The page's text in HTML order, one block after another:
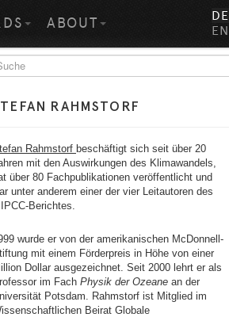
ABOUT
DE
EN
RAHMSTORF
Rahmstorf beschäftigt sich seit über 20
mit den Auswirkungen des Klimawandels,
über 80 Fachpublikationen veröffentlicht und
unter anderem einer der vier Leitautoren des
Berichtes.
wurde er von der amerikanischen McDonnell-
mit einem Förderpreis in Höhe von einer
Dollar ausgezeichnet. Seit 2000 lehrt er als
im Fach Physik der Ozeanean der
Potsdam. Rahmstorf ist Mitglied im
Beirat Globale